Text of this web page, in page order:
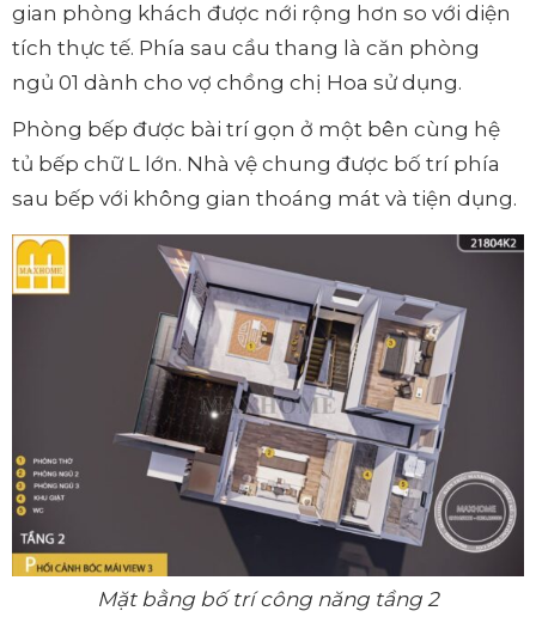
gian phòng khách được nới rộng hơn so với diện
tích thực tế. Phía sau cầu thang là căn phòng
ngủ 01 dành cho vợ chồng chị Hoa sử dụng.
Phòng bếp được bài trí gọn ở một bên cùng hệ
tủ bếp chữ L lớn. Nhà vệ chung được bố trí phía
sau bếp với không gian thoáng mát và tiện dụng.
Mặt bằng bố trí công năng tầng 2